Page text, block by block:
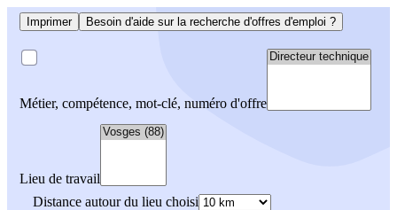
Imprimer Besoin d'aide sur la recherche d'offres d'emploi ?
Métier, compétence, mot-clé, numéro d'offre
Lieu de travail
Distance autour du lieu choisi